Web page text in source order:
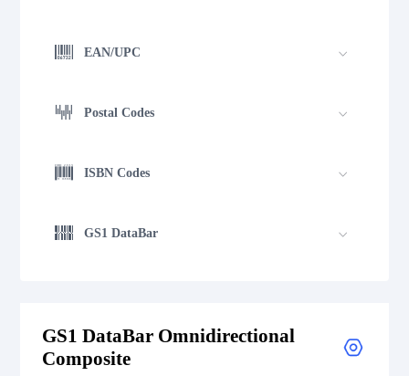
EAN/UPC
Postal Codes
ISBN Codes
GS1 DataBar
GS1 DataBar Expanded Composite
GS1 DataBar Omnidirectional
Composite